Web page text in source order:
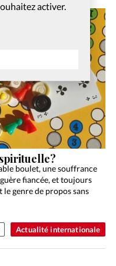
activer.
Actualité internationale
boulet, une souffrance
fiancée, et toujours
le genre de propos sans